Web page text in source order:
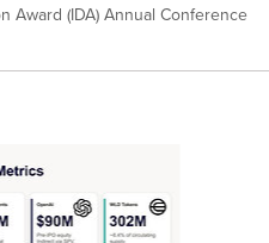
Award (IDA) Annual Conference